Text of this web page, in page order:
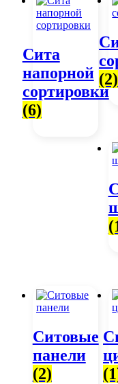
Сита
напорной
сортировки
(6)
(2)
Ситовые
панели
(2)